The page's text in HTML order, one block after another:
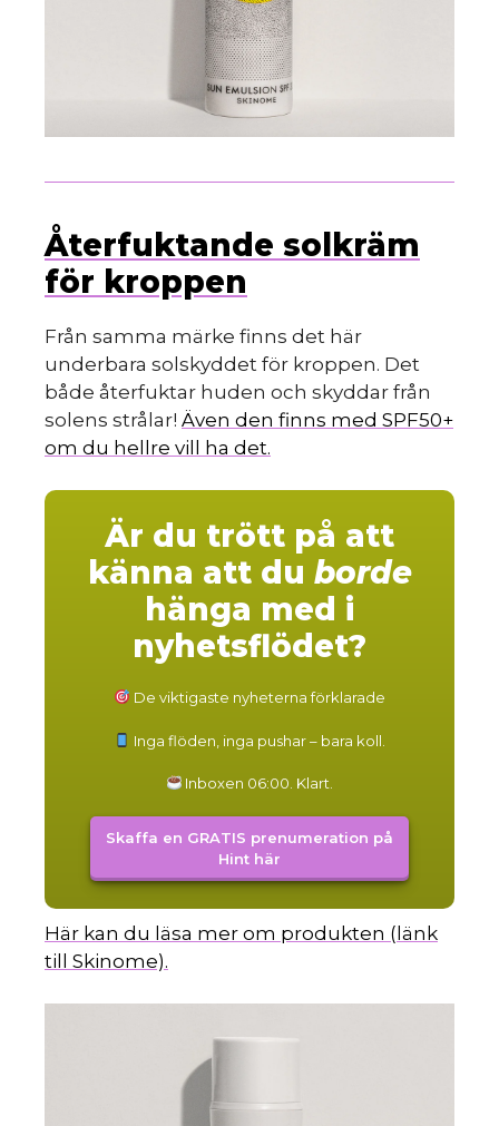
Återfuktande solkräm
för kroppen
Från samma märke finns det här
underbara solskyddet för kroppen. Det
både återfuktar huden och skyddar från
solens strålar! Även den finns med SPF50+
om du hellre vill ha det.
Är du trött på att
känna att du borde
hänga med i
nyhetsflödet?
De viktigaste nyheterna förklarade
Inga flöden, inga pushar – bara koll.
Inboxen 06:00. Klart.
Skaffa en GRATIS prenumeration på
Hint här
Här kan du läsa mer om produkten (länk
till Skinome).